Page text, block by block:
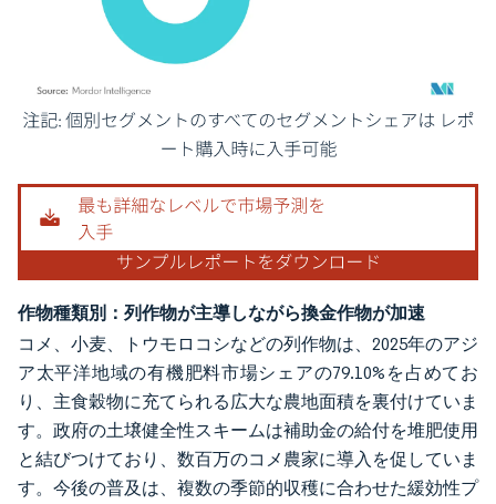
画像 © Mordor Intelligence。再利用にはCC BY 4.0の表示が必要です。
作物種類別：列作物が主導しながら換金作物が加速
コメ、小麦、トウモロコシなどの列作物は、2025年のアジ
ア太平洋地域の有機肥料市場シェアの79.10%を占めてお
り、主食穀物に充てられる広大な農地面積を裏付けていま
す。政府の土壌健全性スキームは補助金の給付を堆肥使用
と結びつけており、数百万のコメ農家に導入を促していま
す。今後の普及は、複数の季節的収穫に合わせた緩効性プ